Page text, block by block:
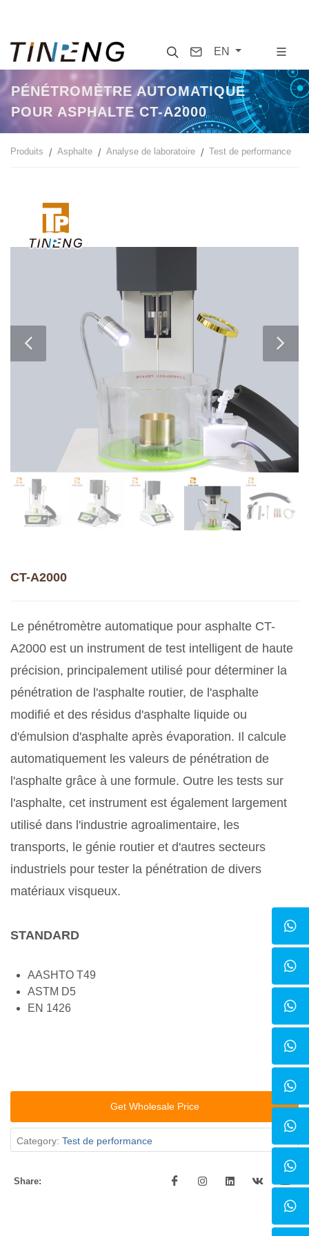
SearchContact
EN
PÉNÉTROMÈTRE AUTOMATIQUE
POUR ASPHALTE CT-A2000
Produits Asphalte Analyse de laboratoire Test de performance
CT-A2000
Le pénétromètre automatique pour asphalte CT-
A2000 est un instrument de test intelligent de haute
précision, principalement utilisé pour déterminer la
pénétration de l'asphalte routier, de l'asphalte
modifié et des résidus d'asphalte liquide ou
d'émulsion d'asphalte après évaporation. Il calcule
automatiquement les valeurs de pénétration de
l'asphalte grâce à une formule. Outre les tests sur
l'asphalte, cet instrument est également largement
utilisé dans l'industrie agroalimentaire, les
transports, le génie routier et d'autres secteurs
industriels pour tester la pénétration de divers
matériaux visqueux.
STANDARD
AASHTO T49
ASTM D5
EN 1426
Get Wholesale Price
Category: Test de performance
Share: